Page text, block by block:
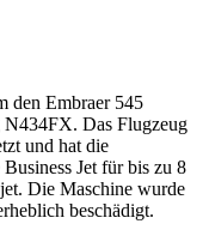
den Embraer 545
N434FX. Das Flugzeug
und hat die
Jet für bis zu 8
Die Maschine wurde
beschädigt.